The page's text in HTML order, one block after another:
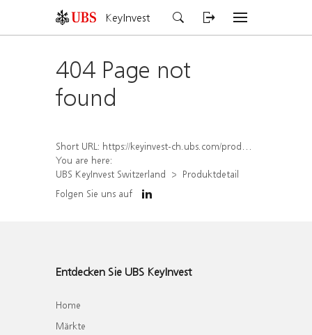
KeyInvest
404 Page not
found
Short URL: https://keyinvest-ch.ubs.com/produkt/detail/index/isin/CH1570504352
You are here:
UBS KeyInvest Switzerland
Produktdetail
Folgen Sie uns auf
Entdecken Sie UBS KeyInvest
Home
Märkte